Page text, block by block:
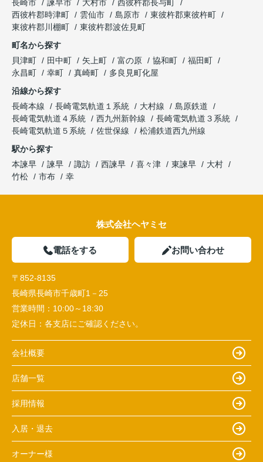
長崎市
諫早市 大村市
西彼杵郡長与町
西彼杵郡時津町
雲仙市 島原市
東彼杵郡東彼杵町
東彼杵郡川棚町
東彼杵郡波佐見町
町名から探す
貝津町
田中町 矢上町 富の原 協和町
福田町
永昌町
幸町 真崎町
多良見町化屋
沿線から探す
長崎本線
長崎電気軌道１系統 大村線
島原鉄道
長崎電気軌道４系統
西九州新幹線
長崎電気軌道３系統
長崎電気軌道５系統
佐世保線
松浦鉄道西九州線
駅から探す
本諫早
諫早 諏訪 西諫早 喜々津 東諫早
大村
竹松
市布 幸
株式会社ヘヤミセ
電話をする お問い合わせ
〒852-8135
長崎県長崎市千歳町1－25
営業時間： 10:00～18:30
定休日： 各支店にご確認ください。
会社概要
店舗一覧
採用情報
入居・退去
オーナー様